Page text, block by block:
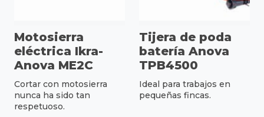
Motosierra
eléctrica Ikra-
Anova ME2C
Cortar con motosierra
nunca ha sido tan
respetuoso.
Tijera de poda
batería Anova
TPB4500
Ideal para trabajos en
pequeñas fincas.